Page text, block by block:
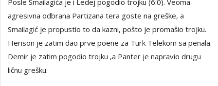
agresivna odbrana Partizana tera goste na greške, a
Smailagić je propustio to da kazni, pošto je promašio trojku.
Herison je zatim dao prve poene za Turk Telekom sa penala.
Demir je zatim pogodio trojku ,a Panter je napravio drugu
ličnu grešku.